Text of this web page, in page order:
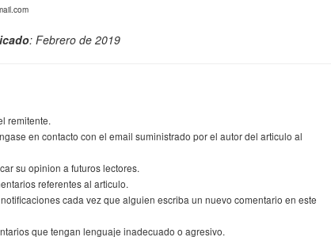
: Febrero de 2019
remitente.
en contacto con el email suministrado por el autor del articulo al
su opinion a futuros lectores.
referentes al articulo.
cada vez que alguien escriba un nuevo comentario en este
que tengan lenguaje inadecuado o agresivo.